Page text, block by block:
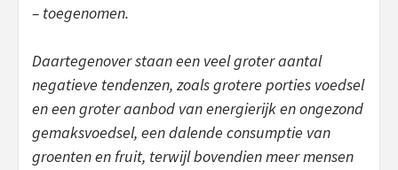
– toegenomen.
Daartegenover staan een veel groter aantal
negatieve tendenzen, zoals grotere porties voedsel
en een groter aanbod van energierijk en ongezond
gemaksvoedsel, een dalende consumptie van
groenten en fruit, terwijl bovendien meer mensen